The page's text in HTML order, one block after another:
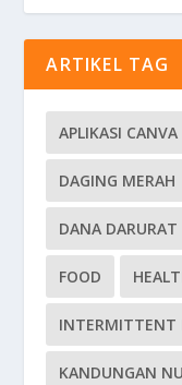
ARTIKEL TAG
APLIKASI CANVA
DAGING MERAH
DANA DARURAT
FOOD
INTERMITTENT
KANDUNGAN